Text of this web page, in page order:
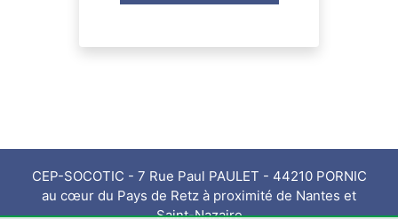
CEP-SOCOTIC - 7 Rue Paul PAULET - 44210 PORNIC
au cœur du Pays de Retz à proximité de Nantes et
Saint-Nazaire